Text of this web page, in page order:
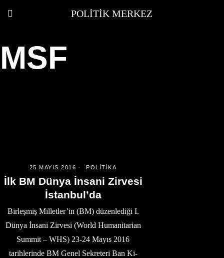
POLITIK MERKEZ
MSF
25 MAYIS 2016 POLITIKA
İlk BM Dünya İnsani Zirvesi
İstanbul’da
Birleşmiş Milletler’in (BM) düzenlediği I.
Dünya İnsani Zirvesi (World Humanitarian
Summit – WHS) 23-24 Mayıs 2016
tarihlerinde BM Genel Sekreteri Ban Ki-